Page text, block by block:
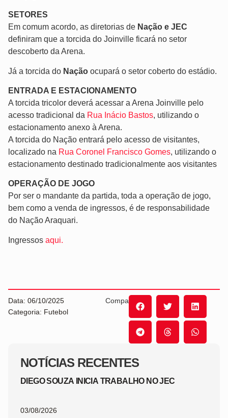
NOTÍCIAS RECENTES
DIEGO SOUZA INICIA TRABALHO NO JEC
03/08/2026
SETORES
Em comum acordo, as diretorias de Nação e JEC
definiram que a torcida do Joinville ficará no setor
descoberto da Arena.
Já a torcida do Nação ocupará o setor coberto do estádio.
ENTRADA E ESTACIONAMENTO
A torcida tricolor deverá acessar a Arena Joinville pelo
acesso tradicional da Rua Inácio Bastos, utilizando o
estacionamento anexo à Arena.
A torcida do Nação entrará pelo acesso de visitantes,
localizado na Rua Coronel Francisco Gomes, utilizando o
estacionamento destinado tradicionalmente aos visitantes
OPERAÇÃO DE JOGO
Por ser o mandante da partida, toda a operação de jogo,
bem como a venda de ingressos, é de responsabilidade
do Nação Araquari.
Ingressos aqui.
Data: 06/10/2025
Categoria: Futebol
Compartilhe: